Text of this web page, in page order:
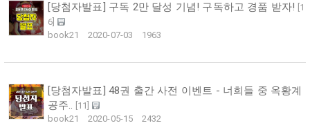
[당첨자발표] 구독 2만 달성 기념! 구독하고 경품 받자! 1
6]
book21
2020-07-03 1963
[당첨자발표] 48권 출간 사전 이벤트 - 너희들 중 옥황계
공주.. 11
book21
2020-05-15 2432